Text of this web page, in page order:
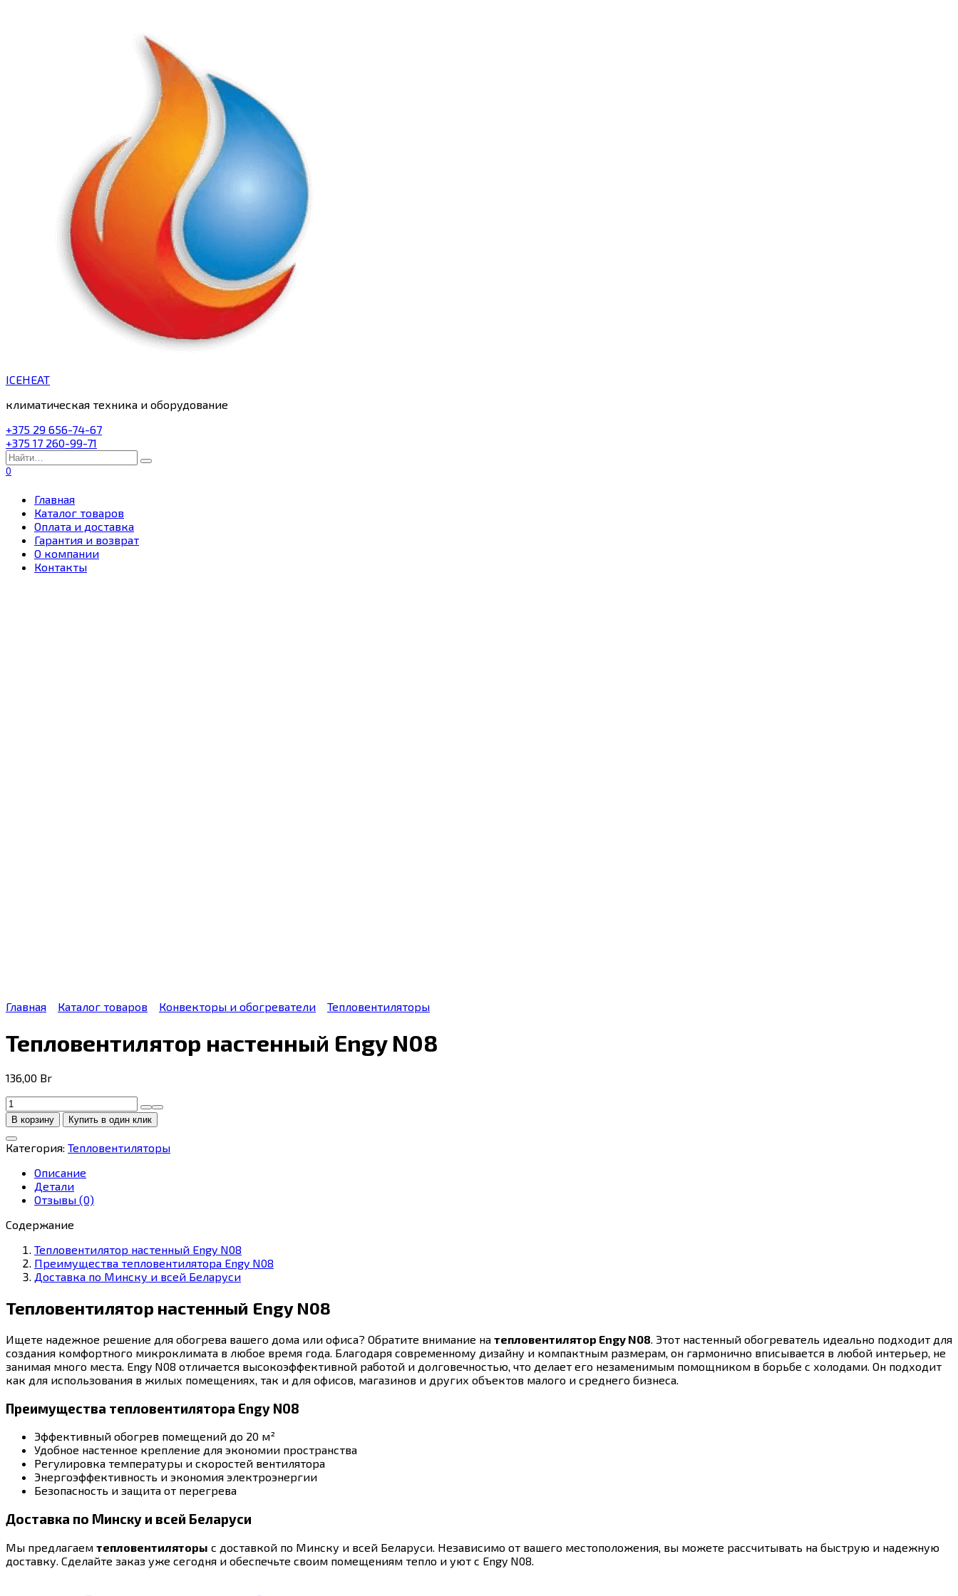
ICEHEAT
климатическая техника и оборудование
+375 29 656-74-67
+375 17 260-99-71
Search
for:
0
Главная
Каталог товаров
Оплата и доставка
Гарантия и возврат
О компании
Контакты
Главная Каталог товаров Конвекторы и обогреватели Тепловентиляторы
Тепловентилятор настенный Engy N08
136,00 Br
Количество
товара
Тепловентилятор
настенный
Engy
N08
В корзину Купить в один клик
Категория: Тепловентиляторы
Описание
Детали
Отзывы (0)
Содержание
Тепловентилятор настенный Engy N08
Преимущества тепловентилятора Engy N08
Доставка по Минску и всей Беларуси
Тепловентилятор настенный Engy N08
Ищете надежное решение для обогрева вашего дома или офиса? Обратите внимание на тепловентилятор Engy N08. Этот настенный обогреватель идеально подходит для
создания комфортного микроклимата в любое время года. Благодаря современному дизайну и компактным размерам, он гармонично вписывается в любой интерьер, не
занимая много места. Engy N08 отличается высокоэффективной работой и долговечностью, что делает его незаменимым помощником в борьбе с холодами. Он подходит
как для использования в жилых помещениях, так и для офисов, магазинов и других объектов малого и среднего бизнеса.
Преимущества тепловентилятора Engy N08
Эффективный обогрев помещений до 20 м²
Удобное настенное крепление для экономии пространства
Регулировка температуры и скоростей вентилятора
Энергоэффективность и экономия электроэнергии
Безопасность и защита от перегрева
Доставка по Минску и всей Беларуси
Мы предлагаем тепловентиляторы с доставкой по Минску и всей Беларуси. Независимо от вашего местоположения, вы можете рассчитывать на быструю и надежную
доставку. Сделайте заказ уже сегодня и обеспечьте своим помещениям тепло и уют с Engy N08.